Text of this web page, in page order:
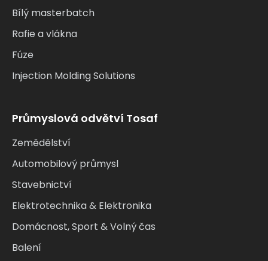
Bílý masterbatch
Rafie a vlákna
Fúze
Injection Molding Solutions
Průmyslová odvětví Tosaf
Zemědělství
Automobilový průmysl
Stavebnictví
Elektrotechnika & Elektronika
Domácnost, Sport & Volný čas
Balení